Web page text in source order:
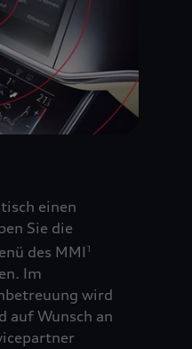
einen
Sie die
des MMI 1
Im
wird
auf Wunsch an